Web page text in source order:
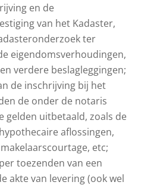
en de
van het Kadaster,
ter
eigendomsverhoudingen,
verdere beslagleggingen;
de inschrijving bij het
de onder de notaris
gelden uitbetaald, zoals de
aflossingen,
etc;
toezenden van een
akte van levering (ook wel